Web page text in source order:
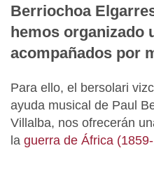
Berriochoa
hemos organizado
acompañados por
Para ello, el bersolari
ayuda musical de Paul
Villalba, nos ofrecerán
la guerra de África